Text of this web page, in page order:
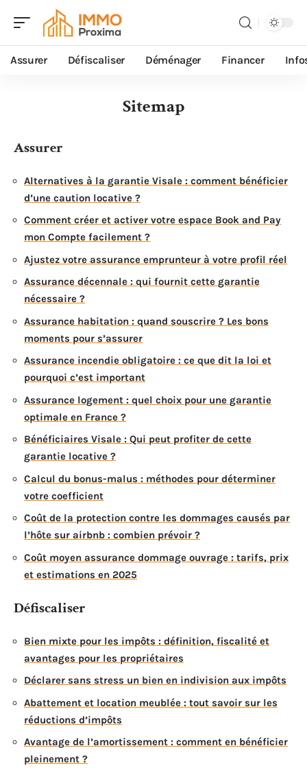
Assurer Défiscaliser Déménager Financer
Sitemap
Assurer
Alternatives à la garantie Visale : comment bénéficier
d’une caution locative ?
Comment créer et activer votre espace Book and Pay
mon Compte facilement ?
Ajustez votre assurance emprunteur à votre profil réel
Assurance décennale : qui fournit cette garantie
nécessaire ?
Assurance habitation : quand souscrire ? Les bons
moments pour s’assurer
Assurance incendie obligatoire : ce que dit la loi et
pourquoi c’est important
Assurance logement : quel choix pour une garantie
optimale en France ?
Bénéficiaires Visale : Qui peut profiter de cette
garantie locative ?
Calcul du bonus-malus : méthodes pour déterminer
votre coefficient
Coût de la protection contre les dommages causés par
l’hôte sur airbnb : combien prévoir ?
Coût moyen assurance dommage ouvrage : tarifs, prix
et estimations en 2025
Défiscaliser
Bien mixte pour les impôts : définition, fiscalité et
avantages pour les propriétaires
Déclarer sans stress un bien en indivision aux impôts
Abattement et location meublée : tout savoir sur les
réductions d’impôts
Avantage de l’amortissement : comment en bénéficier
pleinement ?